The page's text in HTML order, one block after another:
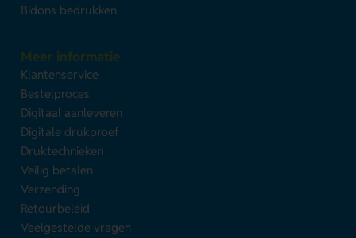
Bidons bedrukken
Meer informatie
Klantenservice
Bestelproces
Digitaal aanleveren
Digitale drukproef
Druktechnieken
Veilig betalen
Verzending
Retourbeleid
Veelgestelde vragen